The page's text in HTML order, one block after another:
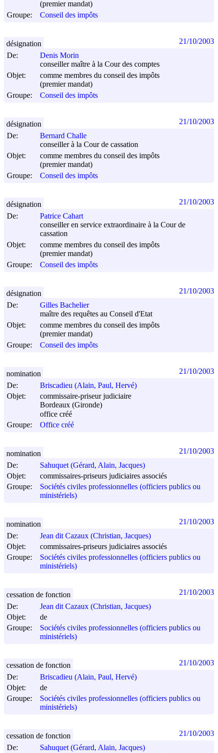
(premier mandat)
Groupe:
Conseil des impôts
De:
Denis Morin
conseiller maître à la Cour des comptes
Objet:
comme membres du conseil des impôts
(premier mandat)
Groupe:
Conseil des impôts
désignation 21/10/2003
De:
Bernard Challe
conseiller à la Cour de cassation
Objet:
comme membres du conseil des impôts
(premier mandat)
Groupe:
Conseil des impôts
désignation 21/10/2003
De:
Patrice Cahart
conseiller en service extraordinaire à la Cour de
cassation
Objet:
comme membres du conseil des impôts
(premier mandat)
Groupe:
Conseil des impôts
désignation 21/10/2003
De:
Gilles Bachelier
maître des requêtes au Conseil d'Etat
Objet:
comme membres du conseil des impôts
(premier mandat)
Groupe:
Conseil des impôts
désignation 21/10/2003
De:
Briscadieu (Alain, Paul, Hervé)
Objet:
commissaire-priseur judiciaire
Bordeaux (Gironde)
office créé
Groupe:
Office créé
nomination 21/10/2003
De:
Sahuquet (Gérard, Alain, Jacques)
Objet:
commissaires-priseurs judiciaires associés
Groupe:
Sociétés civiles professionnelles (officiers publics ou
ministériels)
nomination 21/10/2003
De:
Jean dit Cazaux (Christian, Jacques)
Objet:
commissaires-priseurs judiciaires associés
Groupe:
Sociétés civiles professionnelles (officiers publics ou
ministériels)
nomination 21/10/2003
De:
Jean dit Cazaux (Christian, Jacques)
Objet:
de
Groupe:
Sociétés civiles professionnelles (officiers publics ou
ministériels)
cessation de fonction 21/10/2003
De:
Briscadieu (Alain, Paul, Hervé)
Objet:
de
Groupe:
Sociétés civiles professionnelles (officiers publics ou
ministériels)
cessation de fonction 21/10/2003
De:
Sahuquet (Gérard, Alain, Jacques)
cessation de fonction 21/10/2003